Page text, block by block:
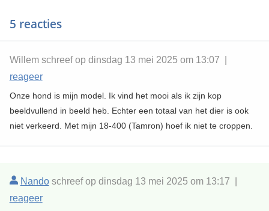
5 reacties
Willem schreef op dinsdag 13 mei 2025 om 13:07 |
reageer
Onze hond is mijn model. Ik vind het mooi als ik zijn kop
beeldvullend in beeld heb. Echter een totaal van het dier is ook
niet verkeerd. Met mijn 18-400 (Tamron) hoef ik niet te croppen.
Nandoschreef op dinsdag 13 mei 2025 om 13:17 |
reageer